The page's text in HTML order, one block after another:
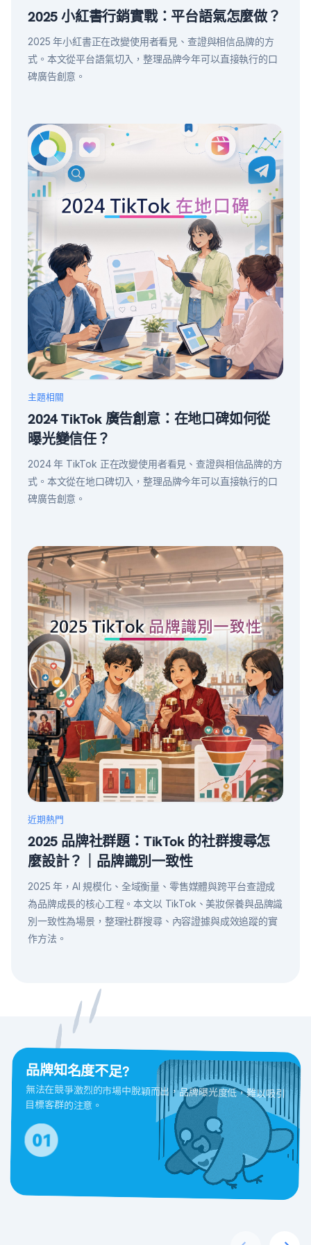
2025 小紅書行銷實戰：平台語氣怎麼做？
2025 年小紅書正在改變使用者看見、查證與相信品牌的方
式。本文從平台語氣切入，整理品牌今年可以直接執行的口
碑廣告創意。
主題相關
2024 TikTok 廣告創意：在地口碑如何從
曝光變信任？
2024 年 TikTok 正在改變使用者看見、查證與相信品牌的方
式。本文從在地口碑切入，整理品牌今年可以直接執行的口
碑廣告創意。
近期熱門
2025 品牌社群題：TikTok 的社群搜尋怎
麼設計？｜品牌識別一致性
2025 年，AI 規模化、全域衡量、零售媒體與跨平台查證成
為品牌成長的核心工程。本文以 TikTok、美妝保養與品牌識
別一致性為場景，整理社群搜尋、內容證據與成效追蹤的實
作方法。
品牌知名度不足?
無法在競爭激烈的市場中脫穎而出，品牌曝光度低，難以吸引
目標客群的注意。